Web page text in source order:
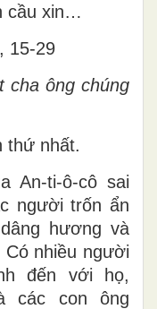
cầu xin…
15-29
cha ông chúng
thứ nhất.
An-ti-ô-cô sai
người trốn ẩn
hương và
Có nhiều người
đến với họ,
các con ông